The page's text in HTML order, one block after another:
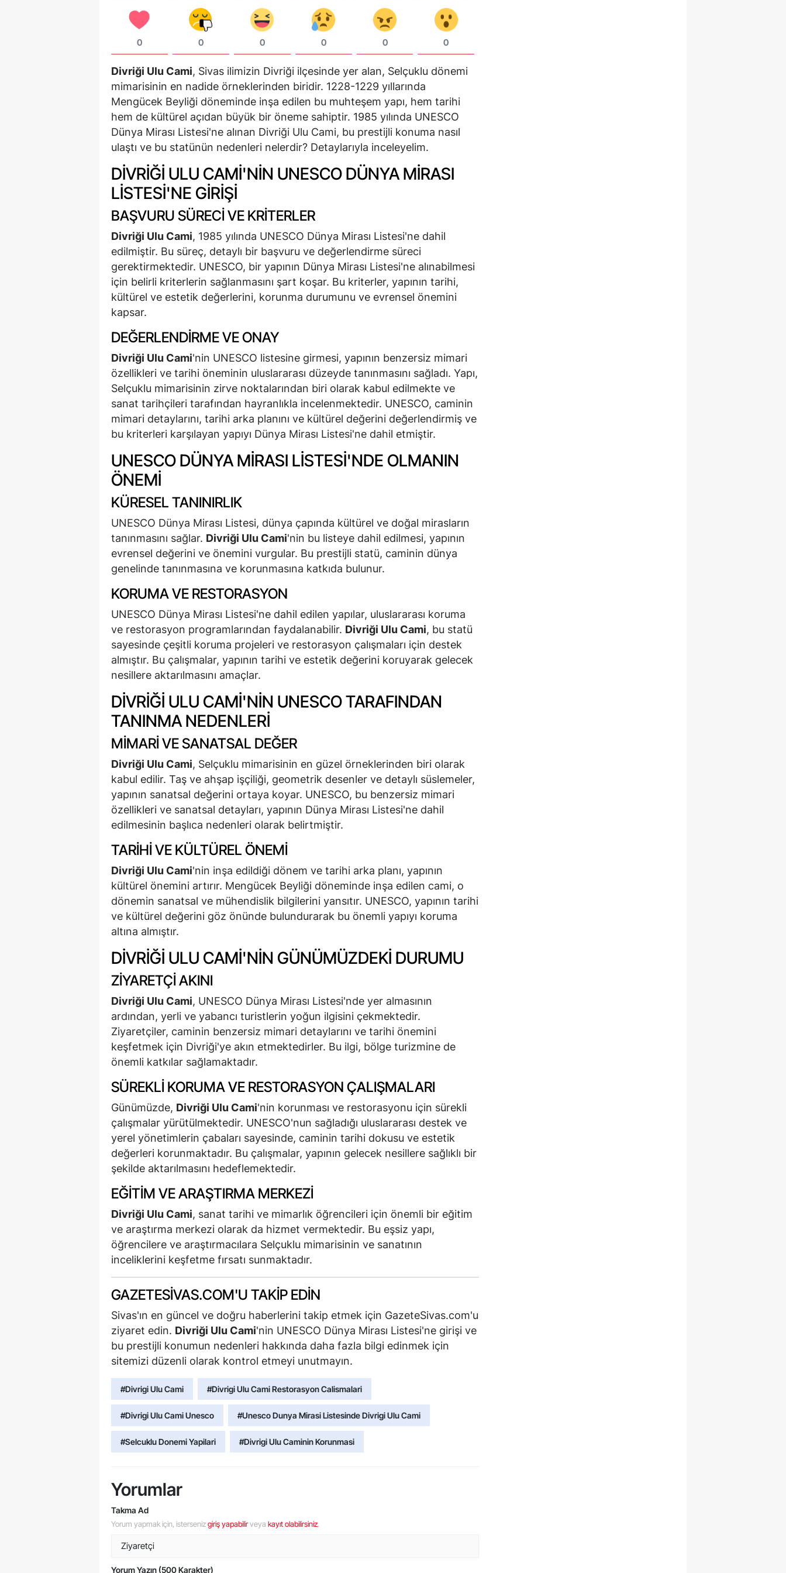
0 0 0 0 0 0
Divriği Ulu Cami, Sivas ilimizin Divriği ilçesinde yer alan, Selçuklu dönemi
mimarisinin en nadide örneklerinden biridir. 1228-1229 yıllarında
Mengücek Beyliği döneminde inşa edilen bu muhteşem yapı, hem tarihi
hem de kültürel açıdan büyük bir öneme sahiptir. 1985 yılında UNESCO
Dünya Mirası Listesi'ne alınan Divriği Ulu Cami, bu prestijli konuma nasıl
ulaştı ve bu statünün nedenleri nelerdir? Detaylarıyla inceleyelim.
DIVRIĞI ULU CAMI'NIN UNESCO DÜNYA MIRASI
LISTESI'NE GIRIŞI
BAŞVURU SÜRECI VE KRITERLER
Divriği Ulu Cami, 1985 yılında UNESCO Dünya Mirası Listesi'ne dahil
edilmiştir. Bu süreç, detaylı bir başvuru ve değerlendirme süreci
gerektirmektedir. UNESCO, bir yapının Dünya Mirası Listesi'ne alınabilmesi
için belirli kriterlerin sağlanmasını şart koşar. Bu kriterler, yapının tarihi,
kültürel ve estetik değerlerini, korunma durumunu ve evrensel önemini
kapsar.
DEĞERLENDIRME VE ONAY
Divriği Ulu Cami'nin UNESCO listesine girmesi, yapının benzersiz mimari
özellikleri ve tarihi öneminin uluslararası düzeyde tanınmasını sağladı. Yapı,
Selçuklu mimarisinin zirve noktalarından biri olarak kabul edilmekte ve
sanat tarihçileri tarafından hayranlıkla incelenmektedir. UNESCO, caminin
mimari detaylarını, tarihi arka planını ve kültürel değerini değerlendirmiş ve
bu kriterleri karşılayan yapıyı Dünya Mirası Listesi'ne dahil etmiştir.
UNESCO DÜNYA MIRASI LISTESI'NDE OLMANIN
ÖNEMI
KÜRESEL TANINIRLIK
UNESCO Dünya Mirası Listesi, dünya çapında kültürel ve doğal mirasların
tanınmasını sağlar. Divriği Ulu Cami'nin bu listeye dahil edilmesi, yapının
evrensel değerini ve önemini vurgular. Bu prestijli statü, caminin dünya
genelinde tanınmasına ve korunmasına katkıda bulunur.
KORUMA VE RESTORASYON
UNESCO Dünya Mirası Listesi'ne dahil edilen yapılar, uluslararası koruma
ve restorasyon programlarından faydalanabilir. Divriği Ulu Cami, bu statü
sayesinde çeşitli koruma projeleri ve restorasyon çalışmaları için destek
almıştır. Bu çalışmalar, yapının tarihi ve estetik değerini koruyarak gelecek
nesillere aktarılmasını amaçlar.
DIVRIĞI ULU CAMI'NIN UNESCO TARAFINDAN
TANINMA NEDENLERI
MIMARI VE SANATSAL DEĞER
Divriği Ulu Cami, Selçuklu mimarisinin en güzel örneklerinden biri olarak
kabul edilir. Taş ve ahşap işçiliği, geometrik desenler ve detaylı süslemeler,
yapının sanatsal değerini ortaya koyar. UNESCO, bu benzersiz mimari
özellikleri ve sanatsal detayları, yapının Dünya Mirası Listesi'ne dahil
edilmesinin başlıca nedenleri olarak belirtmiştir.
TARIHI VE KÜLTÜREL ÖNEMI
Divriği Ulu Cami'nin inşa edildiği dönem ve tarihi arka planı, yapının
kültürel önemini artırır. Mengücek Beyliği döneminde inşa edilen cami, o
dönemin sanatsal ve mühendislik bilgilerini yansıtır. UNESCO, yapının tarihi
ve kültürel değerini göz önünde bulundurarak bu önemli yapıyı koruma
altına almıştır.
DIVRIĞI ULU CAMI'NIN GÜNÜMÜZDEKI DURUMU
ZIYARETÇI AKINI
Divriği Ulu Cami, UNESCO Dünya Mirası Listesi'nde yer almasının
ardından, yerli ve yabancı turistlerin yoğun ilgisini çekmektedir.
Ziyaretçiler, caminin benzersiz mimari detaylarını ve tarihi önemini
keşfetmek için Divriği'ye akın etmektedirler. Bu ilgi, bölge turizmine de
önemli katkılar sağlamaktadır.
SÜREKLI KORUMA VE RESTORASYON ÇALIŞMALARI
Günümüzde, Divriği Ulu Cami'nin korunması ve restorasyonu için sürekli
çalışmalar yürütülmektedir. UNESCO'nun sağladığı uluslararası destek ve
yerel yönetimlerin çabaları sayesinde, caminin tarihi dokusu ve estetik
değerleri korunmaktadır. Bu çalışmalar, yapının gelecek nesillere sağlıklı bir
şekilde aktarılmasını hedeflemektedir.
EĞITIM VE ARAŞTIRMA MERKEZI
Divriği Ulu Cami, sanat tarihi ve mimarlık öğrencileri için önemli bir eğitim
ve araştırma merkezi olarak da hizmet vermektedir. Bu eşsiz yapı,
öğrencilere ve araştırmacılara Selçuklu mimarisinin ve sanatının
inceliklerini keşfetme fırsatı sunmaktadır.
GAZETESIVAS.COM'U TAKIP EDIN
Sivas'ın en güncel ve doğru haberlerini takip etmek için GazeteSivas.com'u
ziyaret edin. Divriği Ulu Cami'nin UNESCO Dünya Mirası Listesi'ne girişi ve
bu prestijli konumun nedenleri hakkında daha fazla bilgi edinmek için
sitemizi düzenli olarak kontrol etmeyi unutmayın.
#Divrigi Ulu Cami #Divrigi Ulu Cami Restorasyon Calismalari
#Divrigi Ulu Cami Unesco #Unesco Dunya Mirasi Listesinde Divrigi Ulu Cami
#Selcuklu Donemi Yapilari #Divrigi Ulu Caminin Korunmasi
Yorumlar
Takma Ad
Yorum yapmak için, istersenizgiriş yapabilirveya kayıt olabilirsiniz.
Yorum Yazın (500 Karakter)